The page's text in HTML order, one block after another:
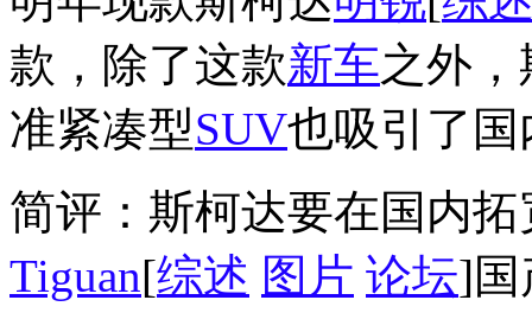
款，除了这款新车之外
准紧凑型SUV也吸引了
简评：斯柯达要在国内
Tiguan[综述 图片 论坛]国